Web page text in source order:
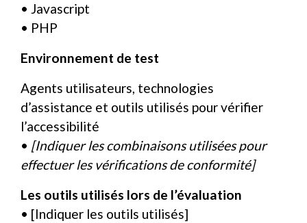
• Javascript
• PHP
Environnement de test
Agents utilisateurs, technologies
d’assistance et outils utilisés pour vérifier
l’accessibilité
• [Indiquer les combinaisons utilisées pour
effectuer les vérifications de conformité]
Les outils utilisés lors de l’évaluation
• [Indiquer les outils utilisés]